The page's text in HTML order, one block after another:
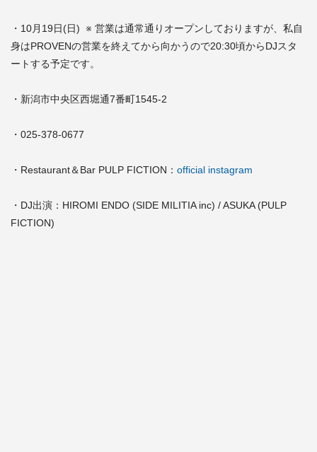
・10月19日(日) ※ 営業は通常通りオープンしておりますが、私自
身はPROVENの営業を終えてから向かうので20:30頃からDJスタ
ートする予定です。
・新潟市中央区西堀通7番町1545-2
・025-378-0677
・Restaurant＆Bar PULP FICTION： official instagram
・DJ出演：HIROMI ENDO (SIDE MILITIA inc) / ASUKA (PULP
FICTION)